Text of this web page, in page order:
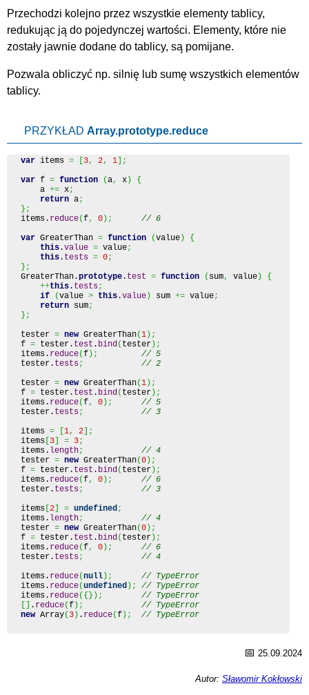
Przechodzi kolejno przez wszystkie elementy tablicy,
redukując ją do pojedynczej wartości. Elementy, które nie
zostały jawnie dodane do tablicy, są pomijane.
Pozwala obliczyć np. silnię lub sumę wszystkich elementów
tablicy.
PRZYKŁAD Array.prototype.reduce
var items = [3, 2, 1] ;
var f = function (a, x)
{
a += x;
return a;
} ;
items. reduce(f, 0) ;
// 6
var GreaterThan = function (value)
{
this .value = value;
this . tests = 0;
} ;
GreaterThan.prototype . test = function ( sum, value)
{
++this . tests;
if
(value > this .value) sum += value;
return sum;
} ;
tester = new GreaterThan(1) ;
f = tester. test . bind ( tester) ;
items. reduce(f) ;
// 5
tester. tests;
// 2
tester = new GreaterThan(1) ;
f = tester. test . bind ( tester) ;
items. reduce(f, 0) ;
// 5
tester. tests;
// 3
items = [1, 2] ;
items [3] = 3;
items. length;
// 4
tester = new GreaterThan(0) ;
f = tester. test . bind ( tester) ;
items. reduce(f, 0) ;
// 6
tester. tests;
// 3
items [2] = undefined ;
items. length;
// 4
tester = new GreaterThan(0) ;
f = tester. test . bind ( tester) ;
items. reduce(f, 0) ;
// 6
tester. tests;
// 4
items. reduce(null) ;
// TypeError
items. reduce(undefined ) ;
// TypeError
items. reduce( {} ) ;
// TypeError
[] . reduce(f) ;
// TypeError
new Array( 3) . reduce(f) ; // TypeError
📅 25.09.2024
Autor: Sławomir Kokłowski